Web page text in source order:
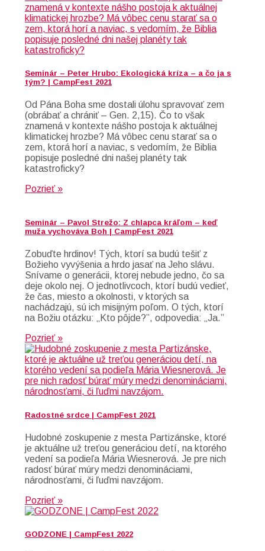
Seminár – Peter Hrubo: Ekologická kríza – a čo ja s
tým? | CampFest 2021
Od Pána Boha sme dostali úlohu spravovať zem
(obrábať a chrániť – Gen. 2,15). Čo to však
znamená v kontexte nášho postoja k aktuálnej
klimatickej hrozbe? Má vôbec cenu starať sa o
zem, ktorá horí a naviac, s vedomím, že Biblia
popisuje posledné dni našej planéty tak
katastroficky?
Pozrieť »
Seminár – Pavol Strežo: Z chlapca kráľom – keď
muža vychováva Boh | CampFest 2021
Zobuďte hrdinov! Tých, ktorí sa budú tešiť z
Božieho vyvýšenia a hrdo jasať na Jeho slávu.
Snívame o generácii, ktorej nebude jedno, čo sa
deje okolo nej. O jednotlivcoch, ktorí budú vedieť,
že čas, miesto a okolnosti, v ktorých sa
nachádzajú, sú ich misijným poľom. O tých, ktorí
na Božiu otázku: „Kto pôjde?”, odpovedia: „Ja.”
Pozrieť »
Radostné srdce | CampFest 2021
Hudobné zoskupenie z mesta Partizánske, ktoré
je aktuálne už treťou generáciou detí, na ktorého
vedení sa podieľa Mária Wiesnerová. Je pre nich
radosť búrať múry medzi denomináciami,
národnosťami, či ľuďmi navzájom.
Pozrieť »
GODZONE | CampFest 2022